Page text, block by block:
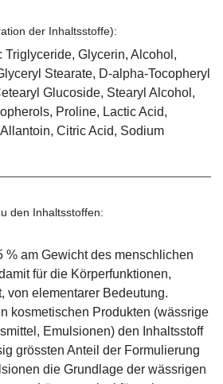
der Inhaltsstoffe):
Glycerin, Alcohol,
Stearate, D-alpha-Tocopheryl
Glucoside, Stearyl Alcohol,
Proline, Lactic Acid,
Citric Acid, Sodium
den Inhaltsstoffen:
% am Gewicht des menschlichen
für die Körperfunktionen,
von elementarer Bedeutung.
kosmetischen Produkten (wässrige
Emulsionen) den Inhaltsstoff
grössten Anteil der Formulierung
die Grundlage der wässrigen